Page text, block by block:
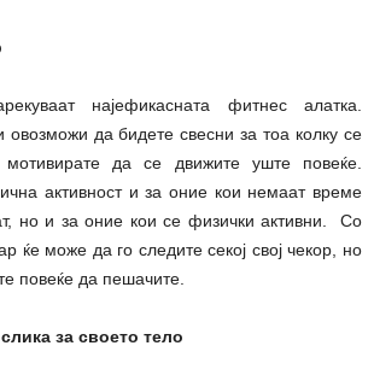
најефикасната фитнес алатка.
овозможи да бидете свесни за тоа колку се
да се движите уште повеќе.
активност и за оние кои немаат време
но и за оние кои се физички активни. Со
ќе може да го следите секој свој чекор, но
повеќе да пешачите.
за своето тело